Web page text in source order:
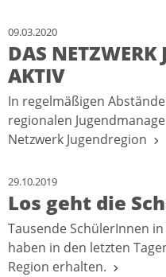
09.03.2020
DAS NETZWERK
AKTIV
In regelmäßigen
regionalen
Netzwerk Jugendregion
29.10.2019
Los geht die
Tausende SchülerInnen
haben in den letzten
Region erhalten.